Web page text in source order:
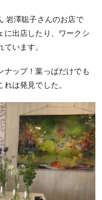
岩澤聡子さんのお店で
に出店したり、ワークシ
います。
ナップ！葉っぱだけでも
は発見でした。